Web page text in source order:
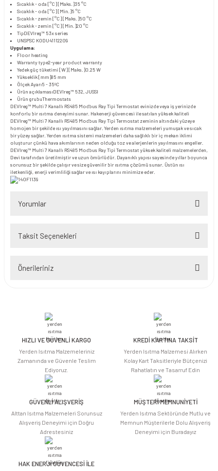
Sıcaklık - oda [°C] [Maks.]35 °C
Sıcaklık - oda [°C] [Min.]5 °C
Sıcaklık - zemin [°C] [Maks.]50 °C
Sıcaklık - zemin [°C] [Min.]20 °C
TipDEVIreg™ 53x series
UNSPSC KODU41112209
Uygulama:
Floor heating
Warranty type2-year product warranty
Yedek güç tüketimi [W] [Maks.]0.25 W
Yükseklik [mm]85 mm
Ölçek Ayarı5 - 35ºC
Ürün açıklamasıDEVIreg™ 532, JUSSI
Ürün grubuThermostats
DEVIreg™ Multi 7 Kanallı RS485 Modbus Ray Tipi Termostat evinizde veya iş yerinizde
konforlu bir ısıtma deneyimi sunar. Hakenerji güvencesi ile satılan yüksek kaliteli
DEVIreg™ Multi 7 Kanallı RS485 Modbus Ray Tipi Termostat zeminin altındaki yüzeye
homojen bir şekilde ısı yayılmasını sağlar. Yerden ısıtma malzemeleri yumuşak ve sıcak
bir yüzey sağlar. Yerden ısıtma sistemi malzemeleri daha sağlıklı bir iç mekan iklimi
oluşturur çünkü hava akımlarının neden olduğu toz ve alerjenlerin yayılmasını engeller.
DEVIreg™ Multi 7 Kanallı RS485 Modbus Ray Tipi Termostat yüksek kaliteli malzemelerden,
Devi tarafından üretilmiştir ve uzun ömürlüdür. Dayanıklı yapısı sayesinde yıllar boyunca
sorunsuz bir şekilde çalışır ve size güvenilir bir ısıtma çözümü sunar. Üstün ısı
iletkenliği, enerji verimliliği sağlar ve ısı kayıplarını minimize eder.
Yorumlar
Taksit Seçenekleri
Önerileriniz
iletebilirsiniz.
Görüş ve önerileriniz için teşekkür ederiz.
Ürün açıklamasında eksik bilgiler bulunuyor.
Ürün bilgilerinde hatalar bulunuyor.
Ürün fiyatı diğer sitelerden daha pahalı.
Bu ürüne benzer farklı alternatifler olmalı.
HIZLI VE GÜVENLİ KARGO
Yerden Isıtma Malzemeleriniz
Zamanında ve Güvenle Teslim
Ediyoruz.
KREDİ KARTINA TAKSİT
Yerden Isıtma Malzemesi Alırken
Kolay Kart Taksitleriyle Bütçenizi
Rahatlatın ve Tasarruf Edin
GÜVENLİ ALIŞVERİŞ
Alttan Isıtma Malzemeleri Sorunsuz
Alışveriş Deneyimi için Doğru
Adrestesiniz
MÜŞTERİ MEMNUNİYETİ
Yerden Isıtma Sektöründe Mutlu ve
Memnun Müşterilerle Dolu Alışveriş
Deneyimi için Buradayız
HAK ENERJİ GÜVENCESİ İLE